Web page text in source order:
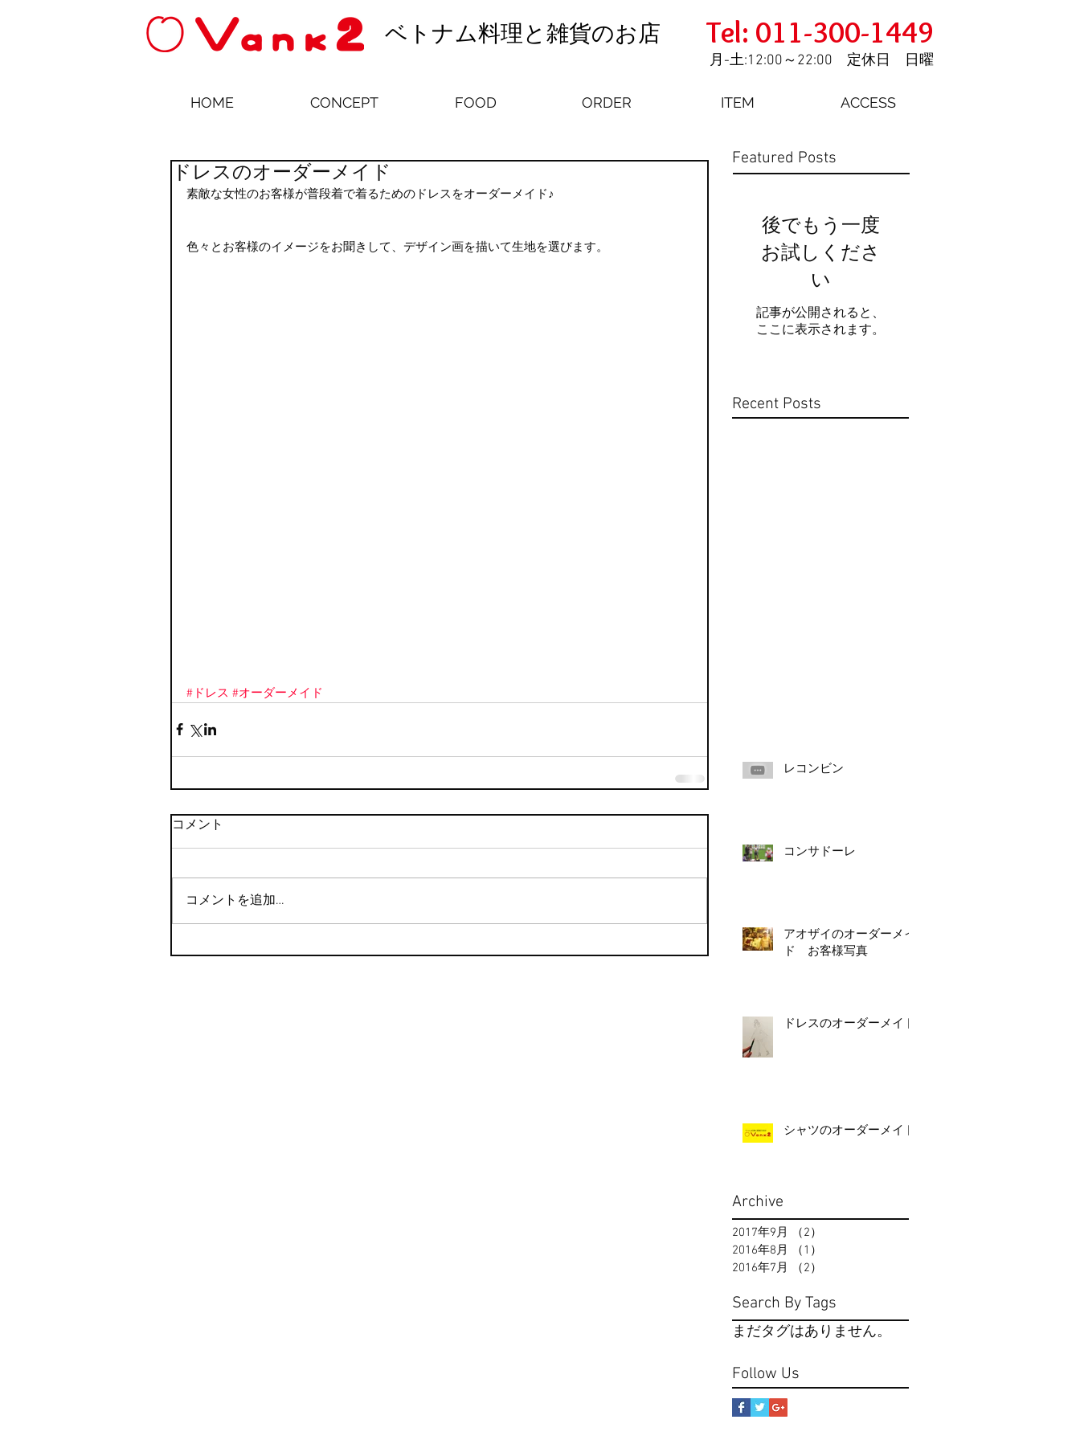
Tel: 011-300-1449
月-土:12:00～22:00 定休日 日曜
ベトナム料理と雑貨のお店
HOME CONCEPT FOOD ORDER ITEM ACCESS
ドレスのオーダーメイド
素敵な女性のお客様が普段着で着るためのドレスをオーダーメイド♪
色々とお客様のイメージをお聞きして、デザイン画を描いて生地を選びます。
#ドレス #オーダーメイド
コメント
コメントを追加…
Featured Posts
後でもう一度
お試しくださ
い
記事が公開されると、
ここに表示されます。
Recent Posts
レコンビン
コンサドーレ
アオザイのオーダーメイ
ド お客様写真
ドレスのオーダーメイド
シャツのオーダーメイド
Archive
2017年9月 （2）
2016年8月
（1）
2016年7月
（2）
Search By Tags
まだタグはありません。
Follow Us